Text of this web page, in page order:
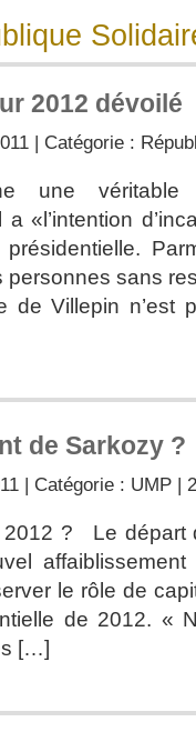
2012 dévoilé
| Catégorie :
une véritable
«l’intention
sans
de Villepin n’est
de Sarkozy ?
| Catégorie : UMP |
2012 ? Le
le rôle de
de 2012. «
[…]